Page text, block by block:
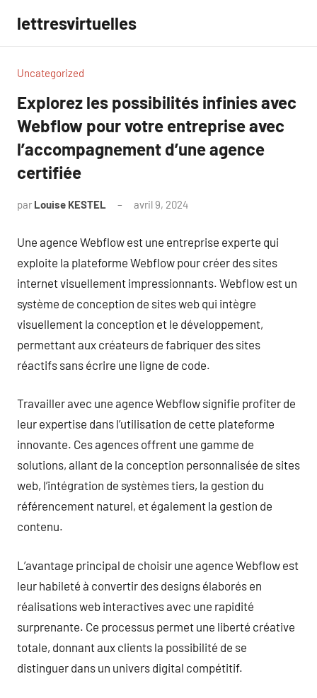
contenu
lettresvirtuelles
Uncategorized
Explorez les possibilités infinies avec
Webflow pour votre entreprise avec
l’accompagnement d’une agence
certifiée
par Louise KESTEL avril 9, 2024
Une agence Webflow est une entreprise experte qui
exploite la plateforme Webflow pour créer des sites
internet visuellement impressionnants. Webflow est un
système de conception de sites web qui intègre
visuellement la conception et le développement,
permettant aux créateurs de fabriquer des sites
réactifs sans écrire une ligne de code.
Travailler avec une agence Webflow signifie profiter de
leur expertise dans l’utilisation de cette plateforme
innovante. Ces agences offrent une gamme de
solutions, allant de la conception personnalisée de sites
web, l’intégration de systèmes tiers, la gestion du
référencement naturel, et également la gestion de
contenu.
L’avantage principal de choisir une agence Webflow est
leur habileté à convertir des designs élaborés en
réalisations web interactives avec une rapidité
surprenante. Ce processus permet une liberté créative
totale, donnant aux clients la possibilité de se
distinguer dans un univers digital compétitif.